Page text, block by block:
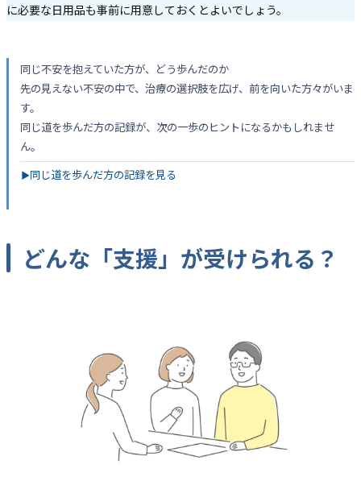
に必要な日用品も事前に用意しておくとよいでしょう。
同じ不安を抱えていた方が、どう歩んだのか
先の見えない不安の中で、治療の選択肢を広げ、前を向いた方々がいま
す。
同じ道を歩んだ方の記録が、次の一歩のヒントになるかもしれませ
ん。
▶同じ道を歩んだ方の記録を見る
どんな「支援」が受けられる？